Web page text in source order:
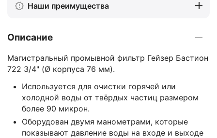
Наши преимущества
Описание
Магистральный промывной фильтр Гейзер Бастион
722 3/4" (Ø корпуса 76 мм).
Используется для очистки горячей или
холодной воды от твёрдых частиц размером
более 90 микрон.
Оборудован двумя манометрами, которые
показывают давление воды на входе и выходе